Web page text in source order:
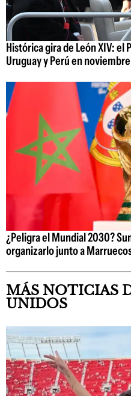
Histórica gira de León XIV: el
Uruguay y Perú en noviembre
¿Peligra el Mundial 2030?
organizarlo junto a
MÁS NOTICIAS
UNIDOS